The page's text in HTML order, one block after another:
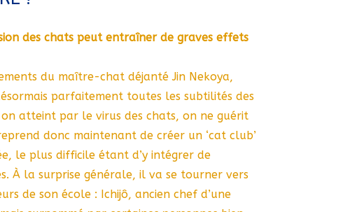
des chats peut entraîner de graves effets
du maître-chat déjanté Jin Nekoya,
parfaitement toutes les subtilités des
atteint par le virus des chats, on ne guérit
donc maintenant de créer un ‘cat club’
le plus difficile étant d’y intégrer de
À la surprise générale, il va se tourner vers
de son école : Ichijô, ancien chef d’une